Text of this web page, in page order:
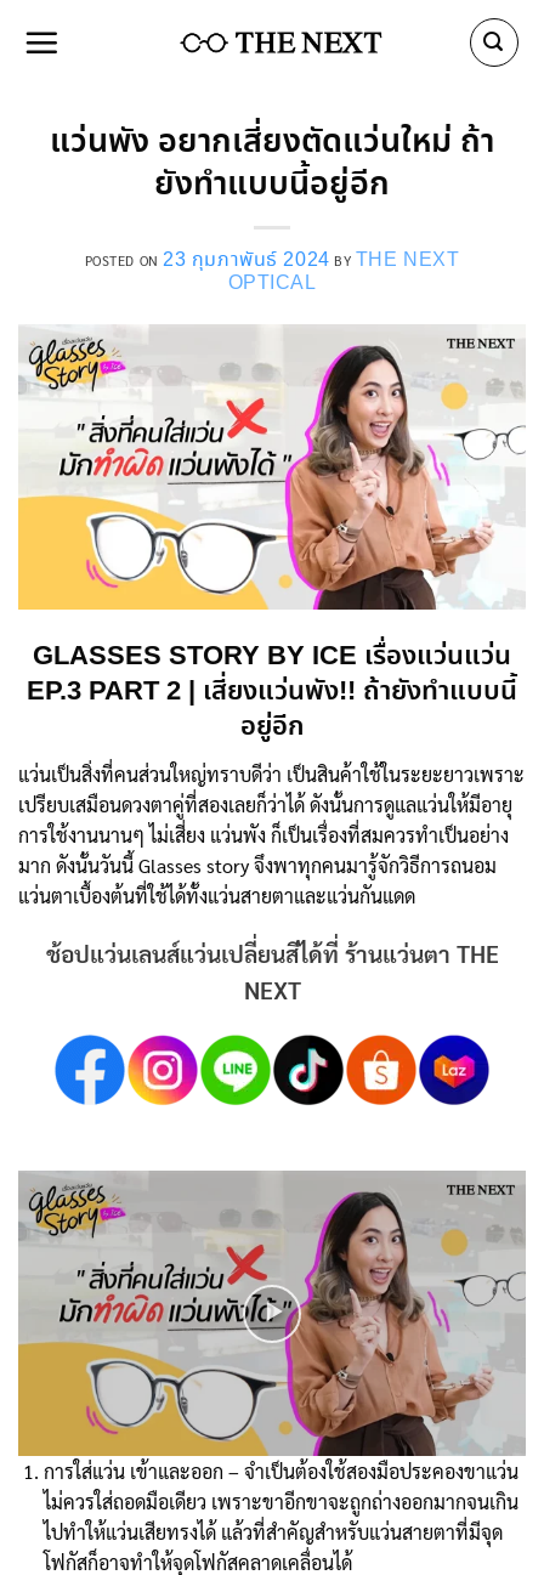
แว่นพัง อยากเสี่ยงตัดแว่นใหม่ ถ้า
ยังทำแบบนี้อยู่อีก
POSTED ON23 กุมภาพันธ์ 2024 BY THE NEXT
OPTICAL
GLASSES STORY BY ICE เรื่องแว่นแว่น
EP.3 PART 2 | เสี่ยงแว่นพัง!! ถ้ายังทำแบบนี้
อยู่อีก
แว่นเป็นสิ่งที่คนส่วนใหญ่ทราบดีว่า เป็นสินค้าใช้ในระยะยาวเพราะ
เปรียบเสมือนดวงตาคู่ที่สองเลยก็ว่าได้ ดังนั้นการดูแลแว่นให้มีอายุ
การใช้งานนานๆ ไม่เสี่ยง แว่นพัง ก็เป็นเรื่องที่สมควรทำเป็นอย่าง
มาก ดังนั้นวันนี้ Glasses story จึงพาทุกคนมารู้จักวิธีการถนอม
แว่นตาเบื้องต้นที่ใช้ได้ทั้งแว่นสายตาและแว่นกันแดด
ช้อปแว่นเลนส์แว่นเปลี่ยนสีได้ที่ ร้านแว่นตา THE
NEXT
การใส่แว่น เข้าและออก – จำเป็นต้องใช้สองมือประคองขาแว่น
ไม่ควรใส่ถอดมือเดียว เพราะขาอีกขาจะถูกถ่างออกมากจนเกิน
ไปทำให้แว่นเสียทรงได้ แล้วที่สำคัญสำหรับแว่นสายตาที่มีจุด
โฟกัสก็อาจทำให้จุดโฟกัสคลาดเคลื่อนได้